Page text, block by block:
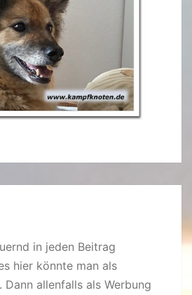
in jeden Beitrag
hier könnte man als
Dann allenfalls als Werbung